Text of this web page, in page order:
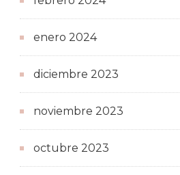
enero 2024
diciembre 2023
noviembre 2023
octubre 2023